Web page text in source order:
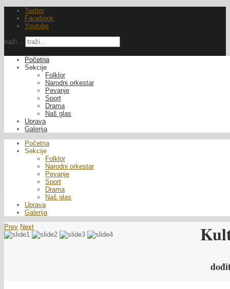
Twitter
Facebook
Youtube
traži...
Početna
Sekcije
Folklor
Narodni orkestar
Pevanje
Sport
Drama
Naš glas
Uprava
Galerija
Početna
Sekcije
Folklor
Narodni orkestar
Pevanje
Sport
Drama
Naš glas
Uprava
Galerija
Prev Next